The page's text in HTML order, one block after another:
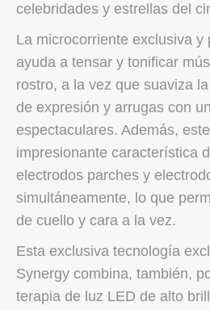
celebridades y estrellas del
La microcorriente exclusiva y
ayuda a tensar y tonificar
rostro, a la vez que suaviza
de expresión y arrugas con
espectaculares. Además,
impresionante característica
electrodos parches y
simultáneamente, lo que
de cuello y cara a la vez.
Esta exclusiva tecnología
Synergy combina, también,
terapia de luz LED de alto